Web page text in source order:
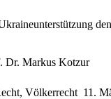
Dr. Markus Kotzur
Völkerrecht 11.